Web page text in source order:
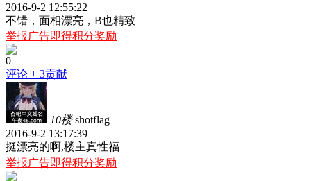
2016-9-2 12:55:22
不错，面相漂亮，B也精致
举报广告即得积分奖励
0
评论 + 3贡献
10楼 shotflag
2016-9-2 13:17:39
挺漂亮的啊,楼主真性福
举报广告即得积分奖励